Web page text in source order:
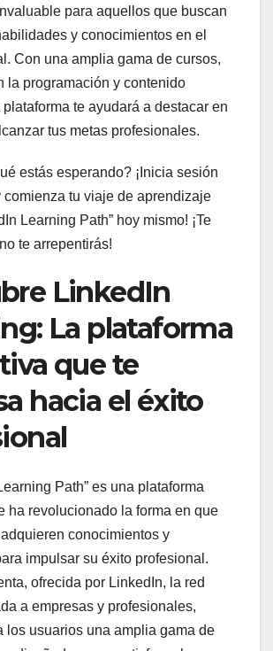
para aquellos que buscan
y conocimientos en el
Con una amplia gama de cursos,
la programación y contenido
te ayudará a destacar en
tus metas profesionales.
estás esperando? ¡Inicia sesión
comienza tu viaje de aprendizaje
Learning Path” hoy mismo! ¡Te
te arrepentirás!
LinkedIn
La plataforma
que te
hacia el éxito
Path” es una plataforma
ha revolucionado la forma en que
conocimientos y
impulsar su éxito profesional.
ofrecida por LinkedIn, la red
a empresas y profesionales,
los usuarios una amplia gama de